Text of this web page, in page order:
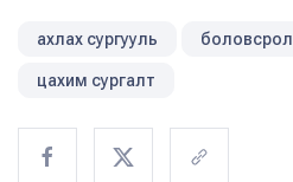
ахлах сургууль боловсрол
цахим сургалт